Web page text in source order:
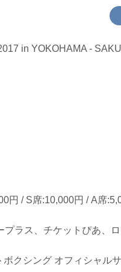
in YOKOHAMA -
円 / S席:10,000円 / A席
ラス、チケットぴあ、
クシング オフィシャル